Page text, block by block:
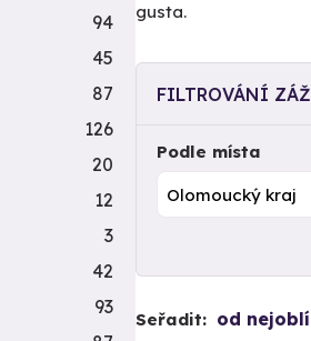
gusta.
FILTROVÁNÍ
Podle místa
Seřadit: od
94
45
87
126
20
12
3
42
93